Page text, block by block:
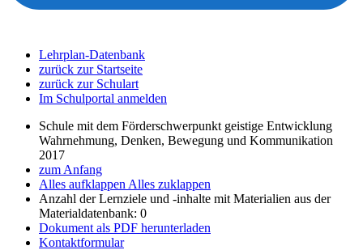
Lehrplan-Datenbank
zurück zur Startseite
zurück zur Schulart
Im Schulportal anmelden
Schule mit dem Förderschwerpunkt geistige Entwicklung
Wahrnehmung, Denken, Bewegung und Kommunikation
2017
zum Anfang
Alles aufklappen Alles zuklappen
Anzahl der Lernziele und -inhalte mit Materialien aus der
Materialdatenbank: 0
Dokument als PDF herunterladen
Kontaktformular